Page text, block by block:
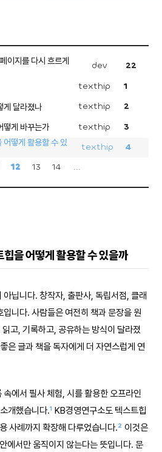
이지를 다시 흐르게
dev 22
texthip 1
게 달라졌나 texthip 2
떻게 바꾸는가 texthip 3
어떻게 활용할 수 있
texthip
4
12 13 14 ...
을 어떻게 활용할 수 있을까
닙니다. 창작자, 출판사, 독립서점, 클래
니다. 사람들은 여전히 책과 문장을 원
고, 기록하고, 공유하는 방식이 달라졌
은 글과 책을 독자에게 더 자연스럽게 연
에서 필사 체험, 시를 활용한 오프라인
개했습니다.1 KB경영연구소도 텍스트힙
사례까지 확장해 다루었습니다.2 이것은
에서만 움직이지 않는다는 뜻입니다. 문